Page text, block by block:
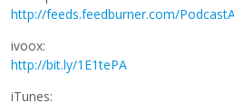
http://feeds.feedburner.com/
ivoox:
http://bit.ly/1E1tePA
iTunes: